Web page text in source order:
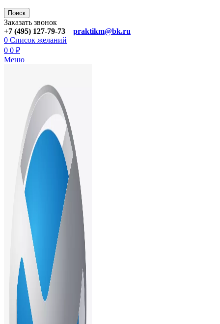
Поиск
Заказать звонок
+7 (495) 127-79-73
praktikm@bk.ru
0 Список желаний
0 0 ₽
Меню